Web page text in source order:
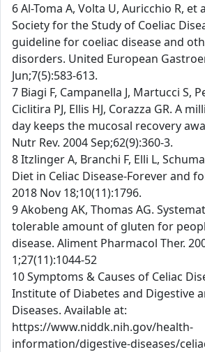
6 Al-Toma A, Volta U, Auricchio R, et
Society for the Study of Coeliac
guideline for coeliac disease and
disorders. United European
Jun;7(5):583-613.
7 Biagi F, Campanella J, Martucci S,
Ciclitira PJ, Ellis HJ, Corazza GR. A
day keeps the mucosal recovery
Nutr Rev. 2004 Sep;62(9):360-3.
8 Itzlinger A, Branchi F, Elli L,
Diet in Celiac Disease-Forever and
2018 Nov 18;10(11):1796.
9 Akobeng AK, Thomas AG.
tolerable amount of gluten for
disease. Aliment Pharmacol Ther.
1;27(11):1044-52
10 Symptoms & Causes of Celiac
Institute of Diabetes and Digestive
Diseases. Available at:
https://www.niddk.nih.gov/health-
information/digestive-diseases/